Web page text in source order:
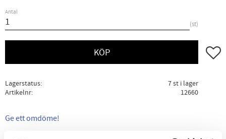
Antal
st
KÖP Lägg
Lagerstatus
7 st i lager
Artikelnr
12660
Ge ett omdöme!